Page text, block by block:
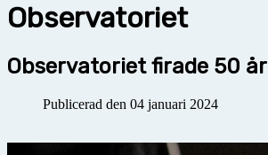
Observatoriet
Observatoriet firade 50 år
Publicerad den 04 januari 2024